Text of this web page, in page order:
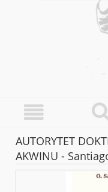
AUTORYTET
AKWINU -